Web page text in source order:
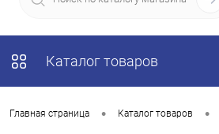
Каталог товаров
Главная страница • Каталог товаров •